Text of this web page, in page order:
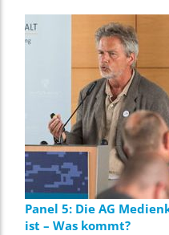
Panel 5: Die AG
ist – Was kommt?